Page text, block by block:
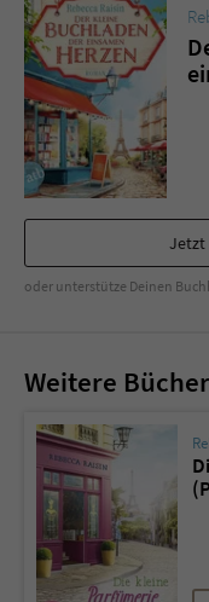
Jetzt
oder unterstütze Deinen
Weitere
Zweck